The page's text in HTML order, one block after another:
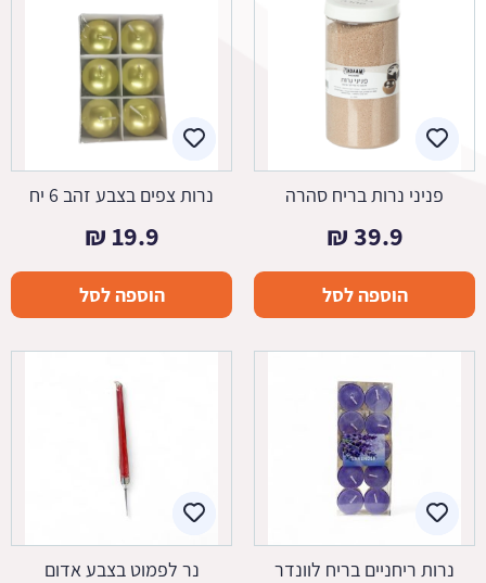
פניני נרות בריח סהרה
39.9
₪
הוספה לסל
נרות צפים בצבע זהב 6 יח
19.9
₪
הוספה לסל
נרות ריחניים בריח לוונדר נר לפמוט בצבע אדום